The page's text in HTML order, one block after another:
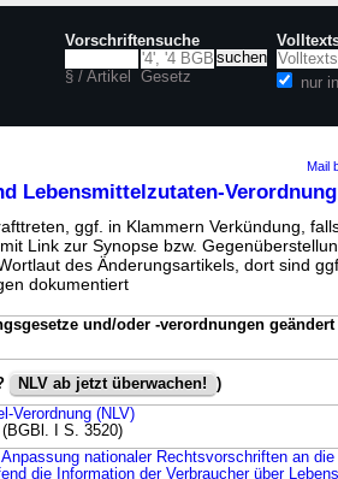
Vorschriftensuche
§ / Artikel Gesetz nur
Mail
Lebensmittelzutaten-Verordnung
ggf. in Klammern Verkündung,
Link zur Synopse bzw.
des Änderungsartikels, dort sind
dokumentiert
und/oder -verordnungen geändert
NLV ab jetzt überwachen!
)
Verordnung (NLV)
I S. 3520)
nationaler Rechtsvorschriften an die
die Information der Verbraucher über